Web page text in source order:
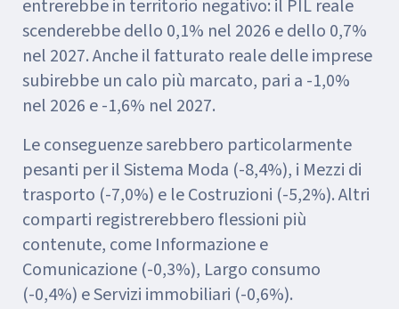
entrerebbe in territorio negativo: il PIL reale
scenderebbe dello 0,1% nel 2026 e dello 0,7%
nel 2027. Anche il fatturato reale delle imprese
subirebbe un calo più marcato, pari a -1,0%
nel 2026 e -1,6% nel 2027.
Le conseguenze sarebbero particolarmente
pesanti per il Sistema Moda (-8,4%), i Mezzi di
trasporto (-7,0%) e le Costruzioni (-5,2%). Altri
comparti registrerebbero flessioni più
contenute, come Informazione e
Comunicazione (-0,3%), Largo consumo
(-0,4%) e Servizi immobiliari (-0,6%).